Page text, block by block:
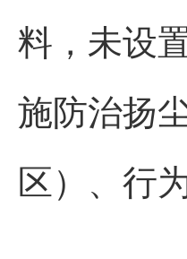
料，未设
施防治扬
区）、行